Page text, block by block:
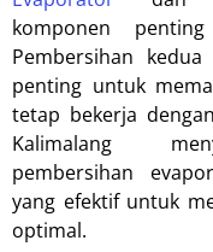
komponen
Pembersihan
penting untuk
tetap bekerja
Kalimalang
pembersihan
yang efektif untuk
optimal.